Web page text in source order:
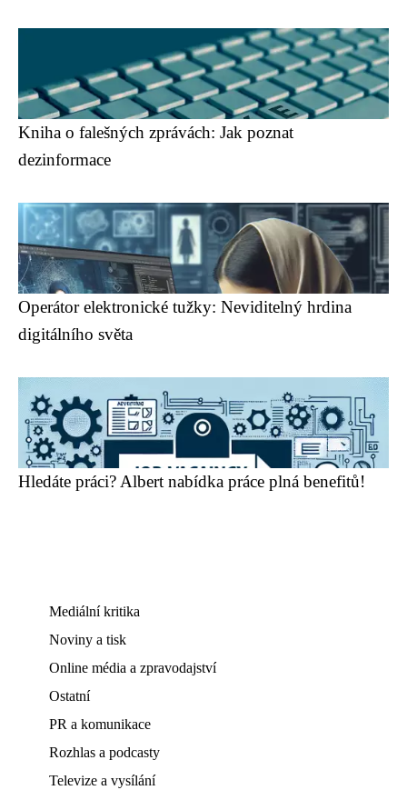
Kniha o falešných zprávách: Jak poznat
dezinformace
Operátor elektronické tužky: Neviditelný hrdina
digitálního světa
Hledáte práci? Albert nabídka práce plná benefitů!
Mediální kritika
Noviny a tisk
Online média a zpravodajství
Ostatní
PR a komunikace
Rozhlas a podcasty
Televize a vysílání